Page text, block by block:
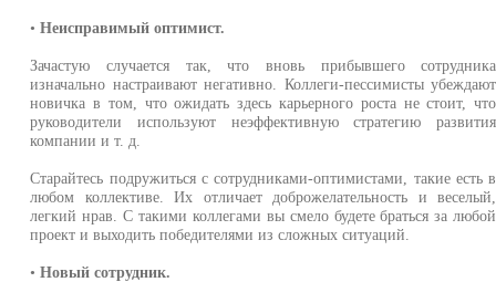
•Неисправимый оптимист.
Зачастую случается так, что вновь прибывшего сотрудника
изначально настраивают негативно. Коллеги-пессимисты убеждают
новичка в том, что ожидать здесь карьерного роста не стоит, что
руководители используют неэффективную стратегию развития
компании и т. д.
Старайтесь подружиться с сотрудниками-оптимистами, такие есть в
любом коллективе. Их отличает доброжелательность и веселый,
легкий нрав. С такими коллегами вы смело будете браться за любой
проект и выходить победителями из сложных ситуаций.
•Новый сотрудник.